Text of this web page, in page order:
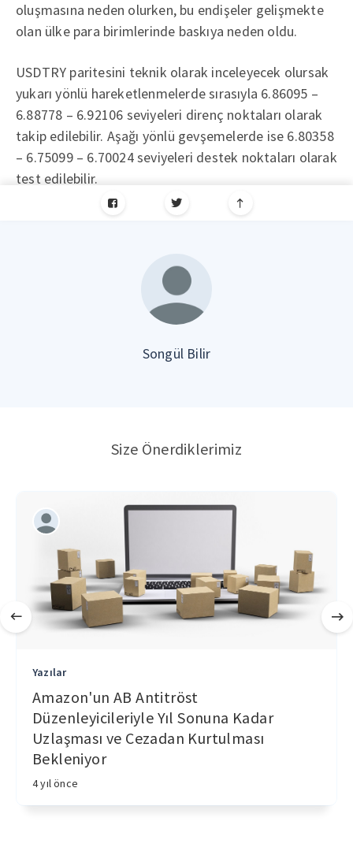
oluşmasına neden olurken, bu endişeler gelişmekte
olan ülke para birimlerinde baskıya neden oldu.
USDTRY paritesini teknik olarak inceleyecek olursak
yukarı yönlü hareketlenmelerde sırasıyla 6.86095 –
6.88778 – 6.92106 seviyeleri direnç noktaları olarak
takip edilebilir. Aşağı yönlü gevşemelerde ise 6.80358
– 6.75099 – 6.70024 seviyeleri destek noktaları olarak
test edilebilir.
Songül Bilir
Size Önerdiklerimiz
Yazılar
Amazon'un AB Antitröst
Düzenleyicileriyle Yıl Sonuna Kadar
Uzlaşması ve Cezadan Kurtulması
Bekleniyor
4 yıl önce